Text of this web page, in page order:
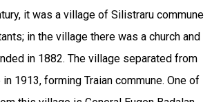
it was a village of Silistraru commune
in the village there was a church and
in 1882. The village separated from
1913, forming Traian commune. One of